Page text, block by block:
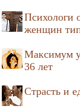
Психологи
женщин
Максимум
36 лет
Страсть и